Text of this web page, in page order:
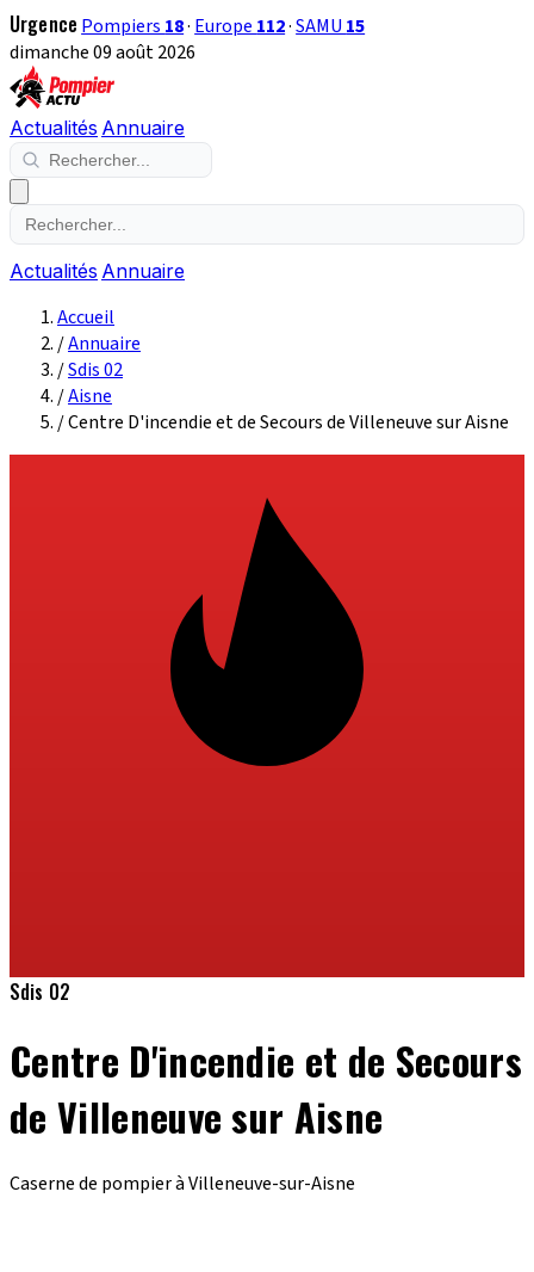
Urgence Pompiers 18· Europe 112·SAMU 15
dimanche 09 août 2026
Actualités Annuaire
Actualités Annuaire
Accueil
/Annuaire
/Sdis 02
/Aisne
/Centre D'incendie et de Secours de Villeneuve sur Aisne
Sdis 02
Centre D'incendie et de Secours
de Villeneuve sur Aisne
Caserne de pompier à Villeneuve-sur-Aisne